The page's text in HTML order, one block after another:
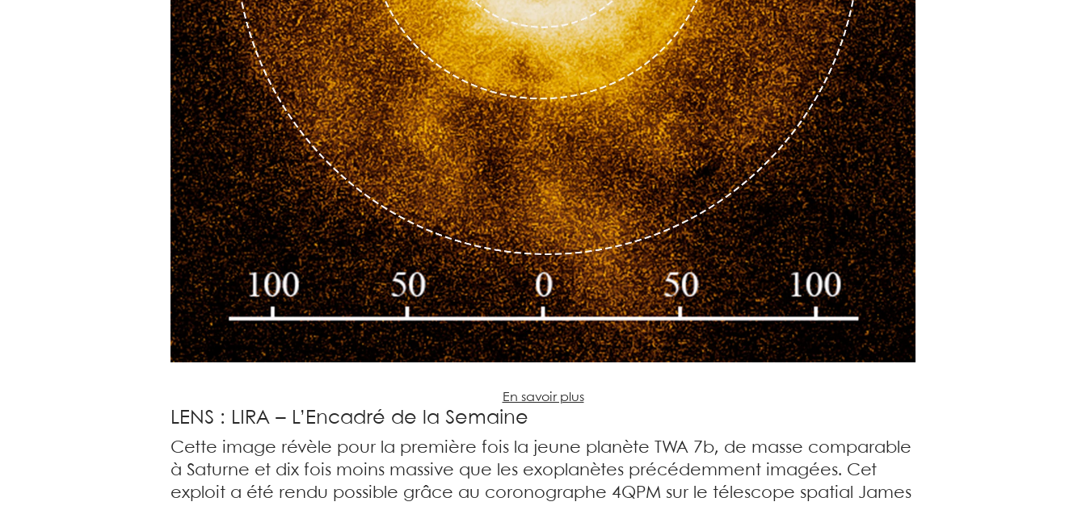
En savoir plus
LENS : LIRA – L’Encadré de la Semaine
Cette image révèle pour la première fois la jeune planète TWA 7b, de masse comparable
à Saturne et dix fois moins massive que les exoplanètes précédemment imagées. Cet
exploit a été rendu possible grâce au coronographe 4QPM sur le télescope spatial James